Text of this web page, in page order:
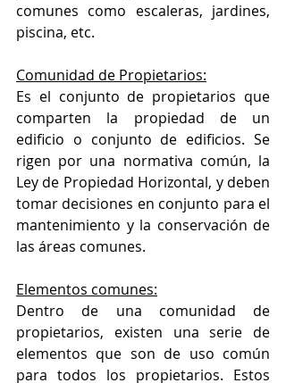
comunes como escaleras, jardines,
piscina, etc.
Comunidad de Propietarios:
Es el conjunto de propietarios que
comparten la propiedad de un
edificio o conjunto de edificios. Se
rigen por una normativa común, la
Ley de Propiedad Horizontal, y deben
tomar decisiones en conjunto para el
mantenimiento y la conservación de
las áreas comunes.
Elementos comunes:
Dentro de una comunidad de
propietarios, existen una serie de
elementos que son de uso común
para todos los propietarios. Estos